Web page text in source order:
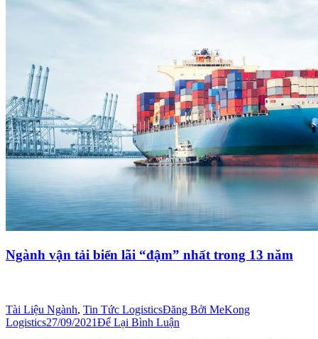
Ngành vận tải biển lãi “đậm” nhất trong 13 năm
Tài Liệu Ngành, Tin Tức LogisticsĐăng Bởi MeKong
Logistics27/09/2021Để Lại Bình Luận